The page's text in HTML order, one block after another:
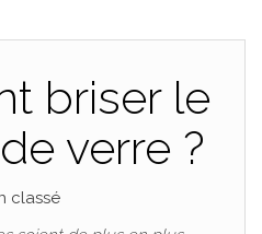
briser le
verre ?
classé